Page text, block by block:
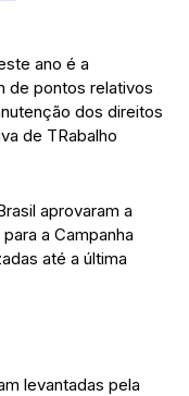
ano é a
de pontos relativos
dos direitos
de TRabalho
aprovaram a
a Campanha
até a última
levantadas pela